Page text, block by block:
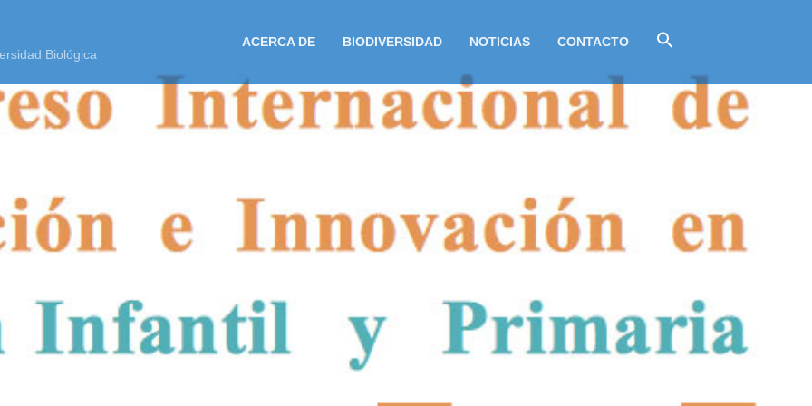
Biológica
ACERCA DE BIODIVERSIDAD NOTICIAS CONTACTO